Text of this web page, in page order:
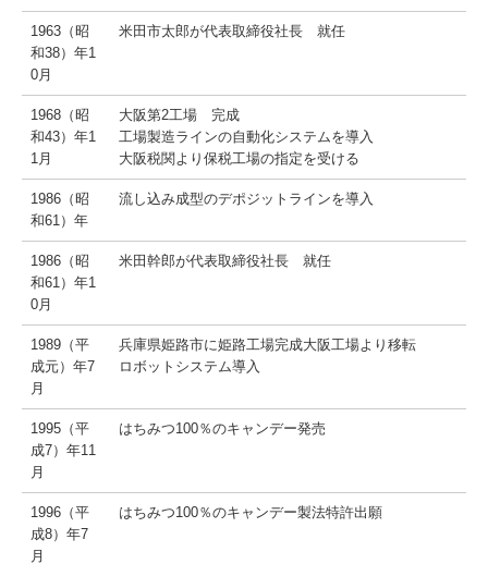
海のソーダCANDY ブランドサイト
キャンデーおもしろ情報
チュッピーママのクッキングレシピ
ハッピーと工場見学
チュッピーのプロフィール
チュッピーの掲示板
昔からの知恵をのど飴にしました。モニター応募フォーム
会社情報
会社概要
企業理念
1963（昭
和38）年1
0月
米田市太郎が代表取締役社長 就任
1968（昭
和43）年1
1月
大阪第2工場 完成
工場製造ラインの自動化システムを導入
大阪税関より保税工場の指定を受ける
1986（昭
和61）年
流し込み成型のデポジットラインを導入
1986（昭
和61）年1
0月
米田幹郎が代表取締役社長 就任
1989（平
成元）年7
月
兵庫県姫路市に姫路工場完成大阪工場より移転
ロボットシステム導入
1995（平
成7）年11
月
はちみつ100％のキャンデー発売
1996（平
成8）年7
月
はちみつ100％のキャンデー製法特許出願